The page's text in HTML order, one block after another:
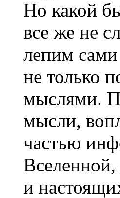
Но какой
все же не
лепим
не только
мыслями.
мысли,
частью
и